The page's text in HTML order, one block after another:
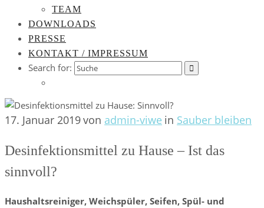
TEAM
DOWNLOADS
PRESSE
KONTAKT / IMPRESSUM
Search for:
17. Januar 2019von admin-viwe in Sauber bleiben
Desinfektionsmittel zu Hause – Ist das
sinnvoll?
Haushaltsreiniger, Weichspüler, Seifen, Spül- und